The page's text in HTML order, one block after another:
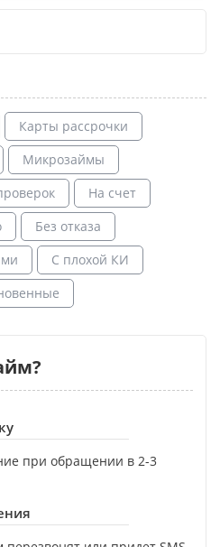
Карты рассрочки
Микрозаймы
На счет
Без отказа
С плохой КИ
при обращении в 2-3